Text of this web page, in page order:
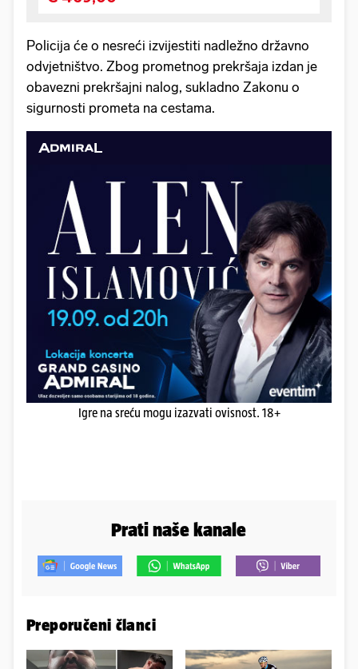
Policija će o nesreći izvijestiti nadležno državno
odvjetništvo. Zbog prometnog prekršaja izdan je
obavezni prekršajni nalog, sukladno Zakonu o
sigurnosti prometa na cestama.
Igre na sreću mogu izazvati ovisnost. 18+
Prati naše kanale
Preporučeni članci